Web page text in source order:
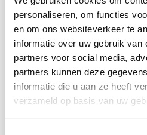
personaliseren, om functies
en om ons websiteverkeer te
informatie over uw gebruik van
partners voor social media,
partners kunnen deze
informatie die u aan ze heeft
verzameld op basis van uw
Ce texte a été traduit par notre
automatique. Une traduction de
véritable humain sera bientôt
contacter notre service support
0-723 Merry
DROPS Design